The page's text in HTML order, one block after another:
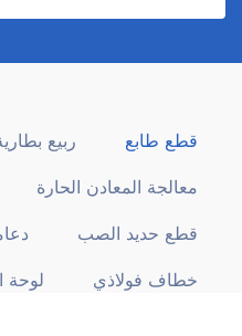
قطع طابع ربيع
معالجة المعادن الحارة
قطع حديد الصب
خطاف فولاذي لوحة